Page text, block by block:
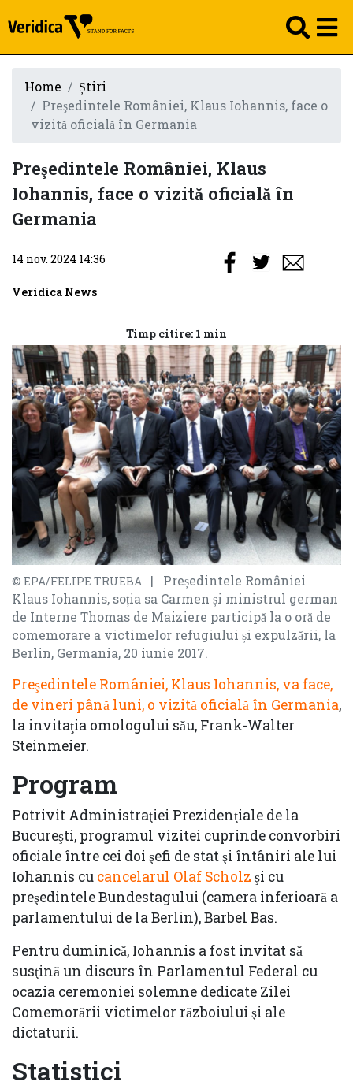
Home
Știri
Preşedintele României, Klaus Iohannis, face o
vizită oficială în Germania
Preşedintele României, Klaus
Iohannis, face o vizită oficială în
Germania
© EPA/FELIPE TRUEBA
| Președintele României
Klaus Iohannis, soția sa Carmen și ministrul german
de Interne Thomas de Maiziere participă la o oră de
comemorare a victimelor refugiului și expulzării, la
Berlin, Germania, 20 iunie 2017.
Preşedintele României, Klaus Iohannis, va face,
de vineri până luni, o vizită oficială în Germania,
la invitaţia omologului său, Frank-Walter
Steinmeier.
Program
Potrivit Administraţiei Prezidenţiale de la
Bucureşti, programul vizitei cuprinde convorbiri
oficiale între cei doi şefi de stat şi întâniri ale lui
Iohannis cu cancelarul Olaf Scholz şi cu
preşedintele Bundestagului (camera inferioară a
parlamentului de la Berlin), Barbel Bas.
Pentru duminică, Iohannis a fost invitat să
susţină un discurs în Parlamentul Federal cu
ocazia ceremoniei solemne dedicate Zilei
Comemorării victimelor războiului şi ale
dictaturii.
Statistici
14 nov. 2024 14:36
Veridica News
Timp citire: 1 min